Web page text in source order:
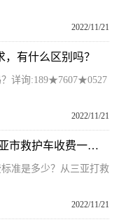
2022/11/21
有什么区别吗？
详询:189★7607★0527
2022/11/21
今日要闻!【三亚救护车收费标准】三亚市救护车收费一般多少钱
准是多少？从三亚打救
2022/11/21